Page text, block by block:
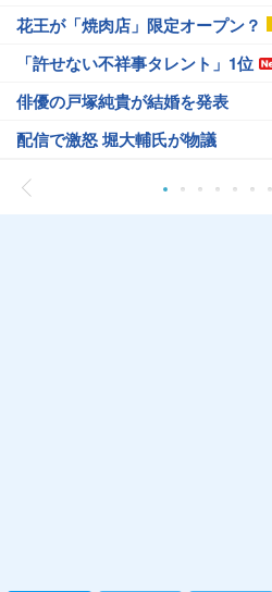
花王が「焼肉店」限定オープン？
「許せない不祥事タレント」1位
俳優の戸塚純貴が結婚を発表
配信で激怒 堀大輔氏が物議